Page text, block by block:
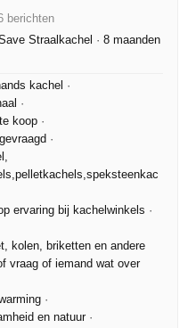
berichten
Straalkachel · 8 maanden
kachel ·
·
koop ·
·
ervaring bij kachelwinkels ·
kolen, briketten en andere
vraag of iemand wat over
·
en natuur·